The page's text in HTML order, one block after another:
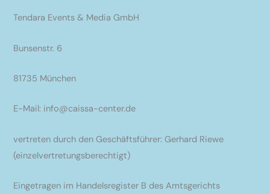
Tendara Events & Media GmbH
Bunsenstr. 6
81735 München
E-Mail: info@caissa-center.de
vertreten durch den Geschäftsführer: Gerhard Riewe
(einzelvertretungsberechtigt)
Eingetragen im Handelsregister B des Amtsgerichts